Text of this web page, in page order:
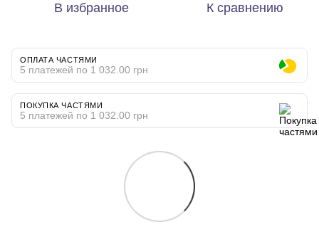
В избранное К сравнению
ОПЛАТА ЧАСТЯМИ
5 платежей по 1 032.00 грн
ПОКУПКА ЧАСТЯМИ
5 платежей по 1 032.00 грн